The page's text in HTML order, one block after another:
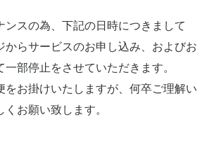
ンスの為、下記の日時につきまして
からサービスのお申し込み、およびお
一部停止をさせていただきます。
をお掛けいたしますが、何卒ご理解い
お願い致します。